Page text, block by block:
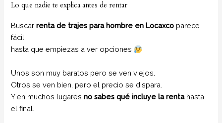
Lo que nadie te explica antes de rentar
Buscarrenta de trajes para hombre en Locaxco parece
fácil…
hasta que empiezas a ver opciones
Unos son muy baratos pero se ven viejos.
Otros se ven bien, pero el precio se dispara.
Y en muchos lugaresno sabes qué incluye la rentahasta
el final.